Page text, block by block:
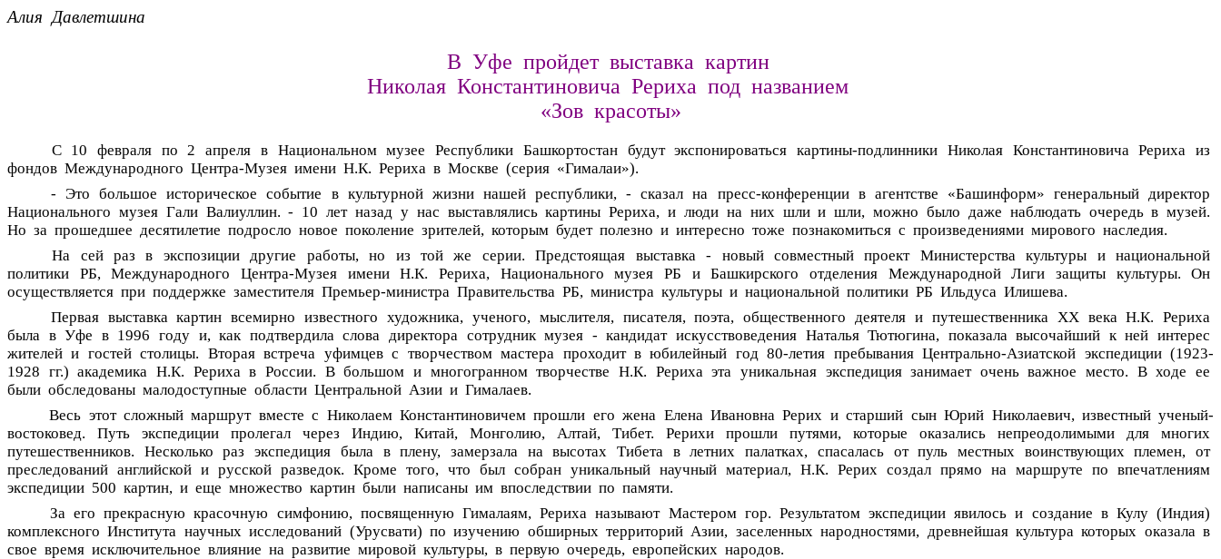
Алия Давлетшина
В Уфе пройдет выставка картин
Николая Константиновича Рериха под названием
«Зов красоты»
С 10 февраля по 2 апреля в Национальном музее Республики Башкортостан будут экспонироваться картины-подлинники Николая Константиновича Рериха из
фондов Международного Центра-Музея имени Н.К. Рериха в Москве (серия «Гималаи»).
-
Это большое историческое событие в культурной жизни нашей республики, - сказал на пресс-конференции в агентстве «Башинформ» генеральный директор
Национального музея Гали Валиуллин. - 10 лет назад у нас выставлялись картины Рериха, и люди на них шли и шли, можно было даже наблюдать очередь в музей.
Но за прошедшее десятилетие подросло новое поколение зрителей, которым будет полезно и интересно тоже познакомиться с произведениями мирового наследия.
На
сей раз в экспозиции другие работы, но из той же серии. Предстоящая выставка - новый совместный проект Министерства культуры и
национальной
политики
РБ, Международного Центра-Музея имени Н.К. Рериха, Национального музея РБ и Башкирского отделения Международной Лиги защиты культуры.
Он
осуществляется при поддержке заместителя Премьер-министра Правительства РБ, министра культуры и национальной политики РБ Ильдуса Илишева.
Первая выставка картин всемирно известного художника, ученого, мыслителя, писателя, поэта, общественного деятеля и путешественника XX века Н.К. Рериха
была в Уфе в 1996 году и, как подтвердила слова директора сотрудник музея - кандидат искусствоведения Наталья Тютюгина, показала высочайший к ней интерес
жителей и гостей столицы. Вторая встреча уфимцев с творчеством мастера проходит в юбилейный год 80-летия пребывания Центрально-Азиатской экспедиции (1923-
1928 гг.) академика Н.К. Рериха в России. В большом и многогранном творчестве Н.К. Рериха эта уникальная экспедиция занимает очень важное место. В ходе ее
были обследованы малодоступные области Центральной Азии и Гималаев.
Весь этот сложный маршрут вместе с Николаем Константиновичем прошли его жена Елена Ивановна Рерих и старший сын Юрий Николаевич, известный ученый-
востоковед.
Путь экспедиции пролегал через Индию, Китай, Монголию, Алтай, Тибет. Рерихи прошли путями, которые оказались непреодолимыми для
многих
путешественников.
Несколько раз экспедиция была в плену, замерзала на высотах Тибета в летних палатках, спасалась от пуль местных воинствующих племен, от
преследований английской и русской разведок. Кроме того, что был собран уникальный научный материал, Н.К. Рерих создал прямо на маршруте по впечатлениям
экспедиции 500 картин, и еще множество картин были написаны им впоследствии по памяти.
За его прекрасную красочную симфонию, посвященную Гималаям, Рериха называют Мастером гор. Результатом экспедиции явилось и создание в Кулу (Индия)
комплексного Института научных исследований (Урусвати) по изучению обширных территорий Азии, заселенных народностями, древнейшая культура которых оказала в
свое время исключительное влияние на развитие мировой культуры, в первую очередь, европейских народов.